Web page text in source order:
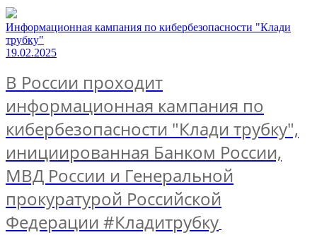
Информационная кампания по кибербезопасности "Клади
трубку"
19.02.2025
В России проходит
информационная кампания по
кибербезопасности "Клади трубку",
инициированная Банком России,
МВД России и Генеральной
прокуратурой Российской
Федерации #Кладитрубку